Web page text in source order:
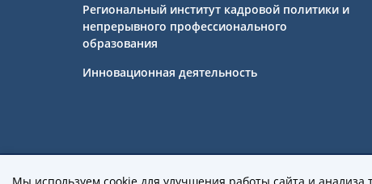
Региональный институт кадровой политики и
непрерывного профессионального
образования
Инновационная деятельность
Государственное бюджетное